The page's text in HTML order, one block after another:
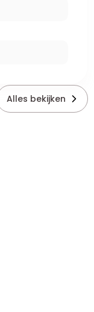
Alles bekijken